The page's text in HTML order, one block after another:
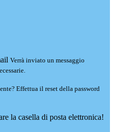
Verrà inviato un messaggio
Effettua il reset della password
la casella di posta elettronica!